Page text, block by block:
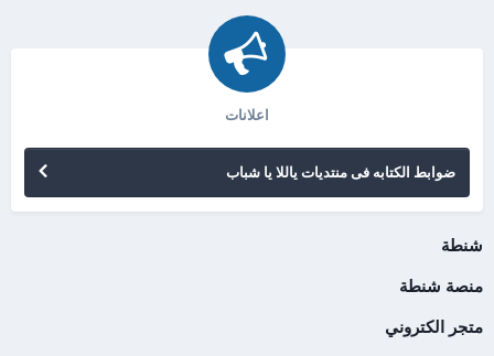
اعلانات
ضوابط الكتابه فى منتديات ياللا يا شباب
شنطة
منصة شنطة
متجر الكتروني